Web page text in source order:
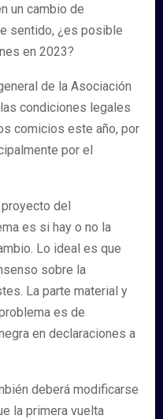
un cambio de
sentido, ¿es posible
en 2023?
de la Asociación
condiciones legales
comicios este año, por
por el
del
es si hay o no la
Lo ideal es que
sobre la
La parte material y
es de
en declaraciones a
deberá modificarse
la primera vuelta